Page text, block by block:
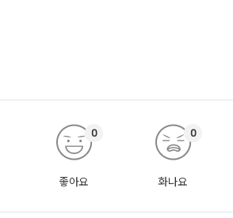
좋아요
0
화나요
0